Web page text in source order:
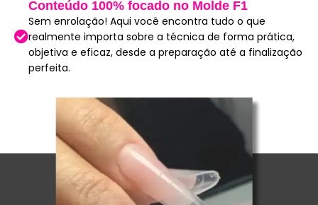
Conteúdo 100% focado no Molde F1
Sem enrolação! Aqui você encontra tudo o que
realmente importa sobre a técnica de forma prática,
objetiva e eficaz, desde a preparação até a finalização
perfeita.